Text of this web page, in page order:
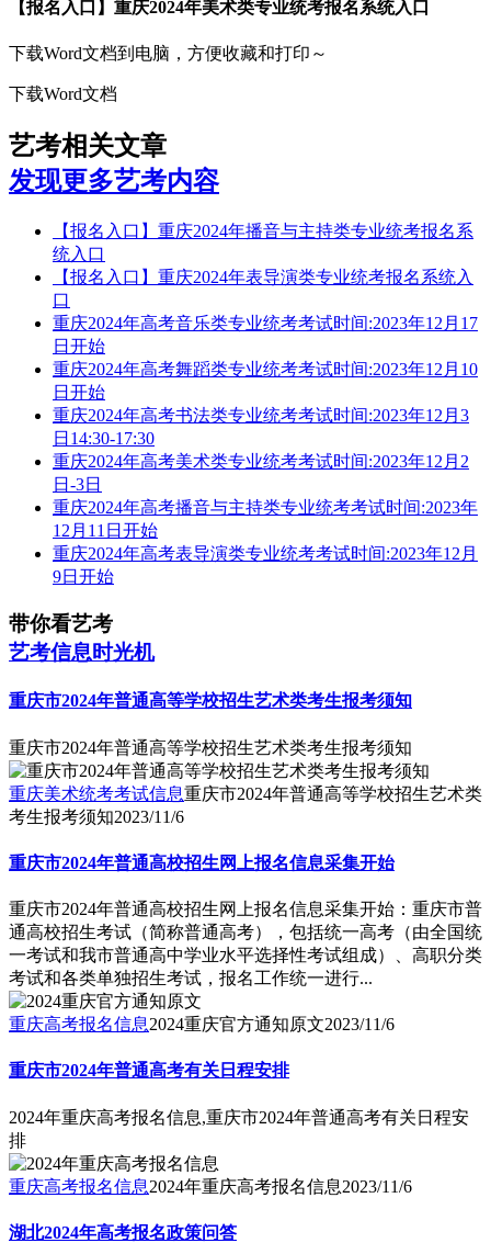
【报名入口】重庆2024年美术类专业统考报名系统入口
下载Word文档到电脑，方便收藏和打印～
下载Word文档
艺考相关文章
发现更多艺考内容
【报名入口】重庆2024年播音与主持类专业统考报名系
统入口
【报名入口】重庆2024年表导演类专业统考报名系统入
口
重庆2024年高考音乐类专业统考考试时间:2023年12月17
日开始
重庆2024年高考舞蹈类专业统考考试时间:2023年12月10
日开始
重庆2024年高考书法类专业统考考试时间:2023年12月3
日14:30-17:30
重庆2024年高考美术类专业统考考试时间:2023年12月2
日-3日
重庆2024年高考播音与主持类专业统考考试时间:2023年
12月11日开始
重庆2024年高考表导演类专业统考考试时间:2023年12月
9日开始
带你看艺考
艺考信息时光机
重庆市2024年普通高等学校招生艺术类考生报考须知
重庆市2024年普通高等学校招生艺术类考生报考须知
重庆美术统考考试信息重庆市2024年普通高等学校招生艺术类
考生报考须知2023/11/6
重庆市2024年普通高校招生网上报名信息采集开始
重庆市2024年普通高校招生网上报名信息采集开始：重庆市普
通高校招生考试（简称普通高考），包括统一高考（由全国统
一考试和我市普通高中学业水平选择性考试组成）、高职分类
考试和各类单独招生考试，报名工作统一进行...
重庆高考报名信息2024重庆官方通知原文2023/11/6
重庆市2024年普通高考有关日程安排
2024年重庆高考报名信息,重庆市2024年普通高考有关日程安
排
重庆高考报名信息2024年重庆高考报名信息2023/11/6
湖北2024年高考报名政策问答